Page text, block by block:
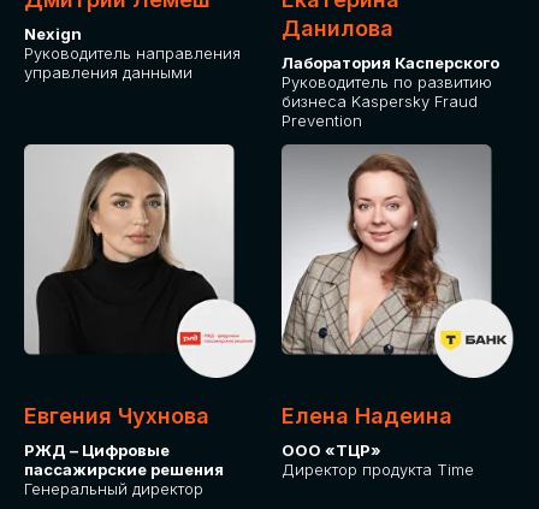
Nexign
Руководитель направления
управления данными
Данилова
Лаборатория Касперского
Руководитель по развитию
бизнеса Kaspersky Fraud
Prevention
Евгения Чухнова
РЖД – Цифровые
пассажирские решения
Генеральный директор
Елена Надеина
ООО «ТЦР»
Директор продукта Time